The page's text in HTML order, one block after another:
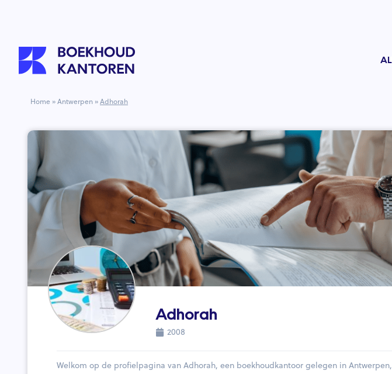
Home »Antwerpen »Adhorah
Adhorah
2008
Welkom op de profielpagina van Adhorah, een boekhoudkantoor gelegen in Antwerpen,